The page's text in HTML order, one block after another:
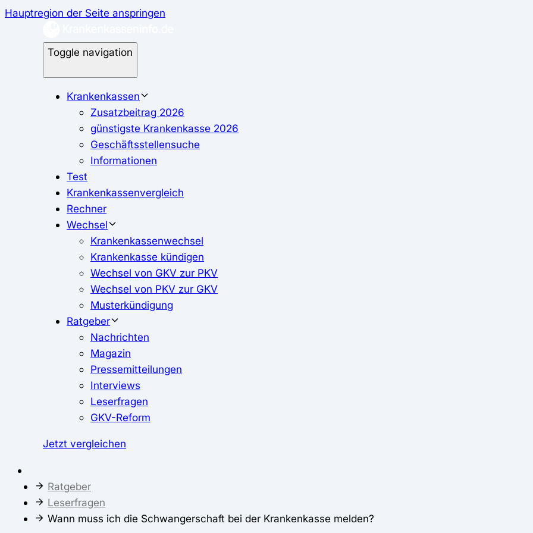
Hauptregion der Seite anspringen
Toggle navigation
Krankenkassen
Zusatzbeitrag 2026
günstigste Krankenkasse 2026
Geschäftsstellensuche
Informationen
Test
Krankenkassenvergleich
Rechner
Wechsel
Krankenkassenwechsel
Krankenkasse kündigen
Wechsel von GKV zur PKV
Wechsel von PKV zur GKV
Musterkündigung
Ratgeber
Nachrichten
Magazin
Pressemitteilungen
Interviews
Leserfragen
GKV-Reform
Jetzt vergleichen
Ratgeber
Leserfragen
Wann muss ich die Schwangerschaft bei der Krankenkasse melden?